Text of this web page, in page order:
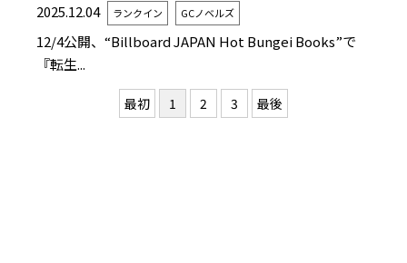
2025.12.04
ランクイン GCノベルズ
12/4公開、“Billboard JAPAN Hot Bungei Books”で
『転生...
最初 1 2 3 最後